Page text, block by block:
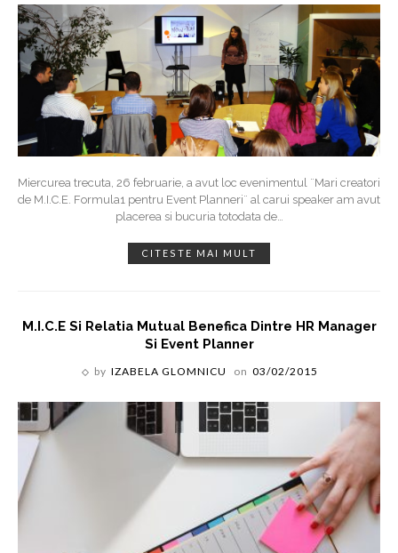
Miercurea trecuta, 26 februarie, a avut loc evenimentul ¨Mari creatori
de M.I.C.E. Formula1 pentru Event Planneri¨ al carui speaker am avut
placerea si bucuria totodata de…
CITESTE MAI MULT
M.I.C.E Si Relatia Mutual Benefica Dintre HR Manager
Si Event Planner
by IZABELA GLOMNICU on 03/02/2015